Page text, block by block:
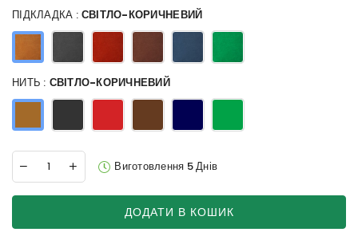
ПІДКЛАДКА : СВІТЛО-КОРИЧНЕВИЙ
НИТЬ : СВІТЛО-КОРИЧНЕВИЙ
Виготовлення 5 Днів
ДОДАТИ В КОШИК